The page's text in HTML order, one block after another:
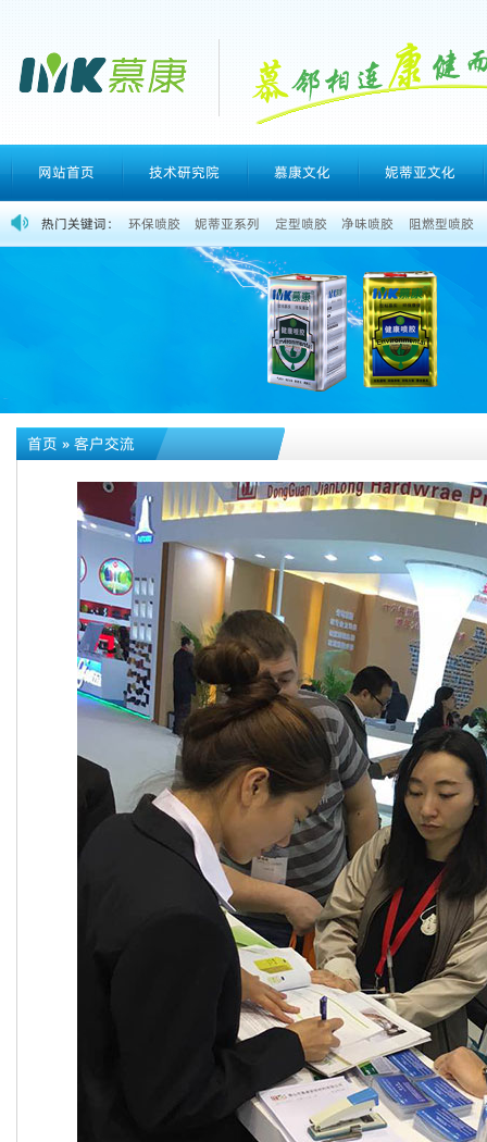
网站首页 技术研究院 慕康文化 妮蒂亚文化
热门关键词： 环保喷胶 妮蒂亚系列 定型喷胶 净味喷胶 阻燃型喷胶
首页»客户交流